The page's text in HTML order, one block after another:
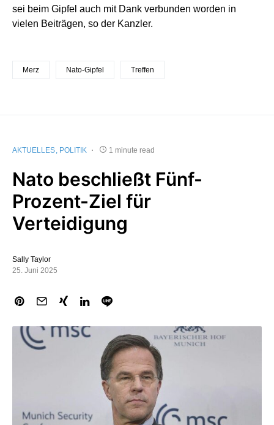
sei beim Gipfel auch mit Dank verbunden worden in
vielen Beiträgen, so der Kanzler.
Merz Nato-Gipfel Treffen
AKTUELLES POLITIK 1 minute read
Nato beschließt Fünf-
Prozent-Ziel für
Verteidigung
Sally Taylor
25. Juni 2025